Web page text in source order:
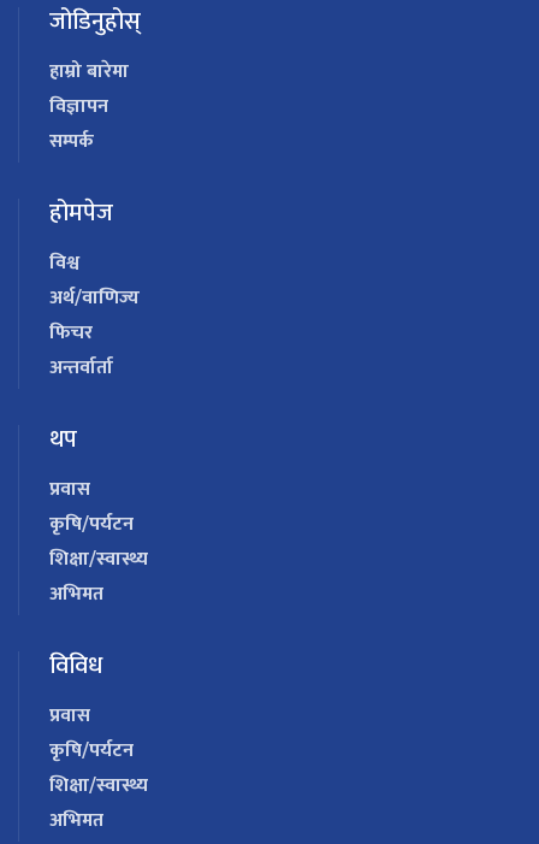
जोडिनुहोस्
हाम्रो बारेमा
विज्ञापन
सम्पर्क
होमपेज
विश्व
अर्थ/वाणिज्य
फिचर
अन्तर्वार्ता
थप
प्रवास
कृषि/पर्यटन
शिक्षा/स्वास्थ्य
अभिमत
विविध
प्रवास
कृषि/पर्यटन
शिक्षा/स्वास्थ्य
अभिमत